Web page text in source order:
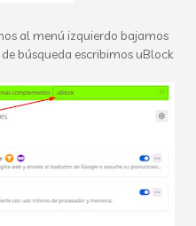
al menú izquierdo bajamos
búsqueda escribimos uBlock